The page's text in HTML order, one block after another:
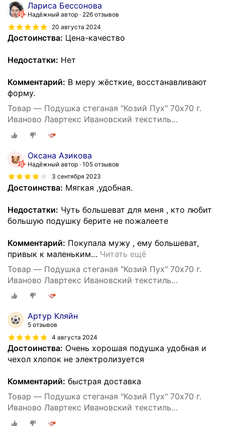
Лариса Бессонова
Надёжный автор
226 отзывов
20 августа 2024
Достоинства: Цена-качество
Недостатки: Нет
Комментарий: В меру жёсткие, восстанавливают
форму.
Товар — Подушка стеганая "Козий Пух" 70х70 г.
Иваново Лавртекс Ивановский текстиль
(микрофайбер) ультра-степ
Оксана Азикова
Надёжный автор 105 отзывов
3 сентября 2023
Достоинства: Мягкая ,удобная.
Недостатки: Чуть большеват для меня , кто любит
большую подушку берите не пожалеете
Комментарий: Покупала мужу , ему большеват,
привык к маленьким… Читать ещё
Товар — Подушка стеганая "Козий Пух" 70х70 г.
Иваново Лавртекс Ивановский текстиль
(микрофайбер) ультра-степ
Артур Кляйн
5 отзывов
4 августа 2024
Достоинства: Очень хорошая подушка удобная и
чехол хлопок не электролизуется
Комментарий: быстрая доставка
Товар — Подушка стеганая "Козий Пух" 70х70 г.
Иваново Лавртекс Ивановский текстиль
(микрофайбер) ультра-степ